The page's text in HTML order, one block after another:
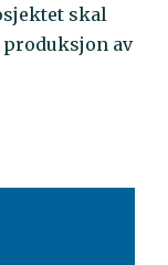
skal
av